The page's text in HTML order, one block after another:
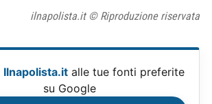
ilnapolista.it © Riproduzione riservata
Ilnapolista.it alle tue fonti preferite
su Google